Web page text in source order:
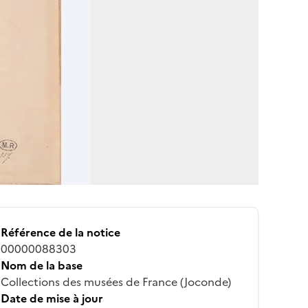
Référence de la notice
00000088303
Nom de la base
Collections des musées de France (Joconde)
Date de mise à jour